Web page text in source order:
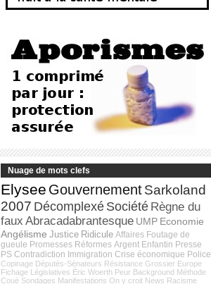
Nuage de mots clefs
Elysee GouvernementSarkoland
2007 Décomplexé Société Règne du
faux Abracadabrantesque UMP Economie
Angélisme Justice Ridicule Affaires Foutage de
gueule Promesses Réformes Argent Enfantin Presse
PS Contradiction Immigration Crise économique Police
Copinage Députés-Sénateurs Résistance Grossier Europe
Fichage Législatives Éric Woerth Peur Background Méthode
Coué Sondages Manifestations On y croit News Racisme